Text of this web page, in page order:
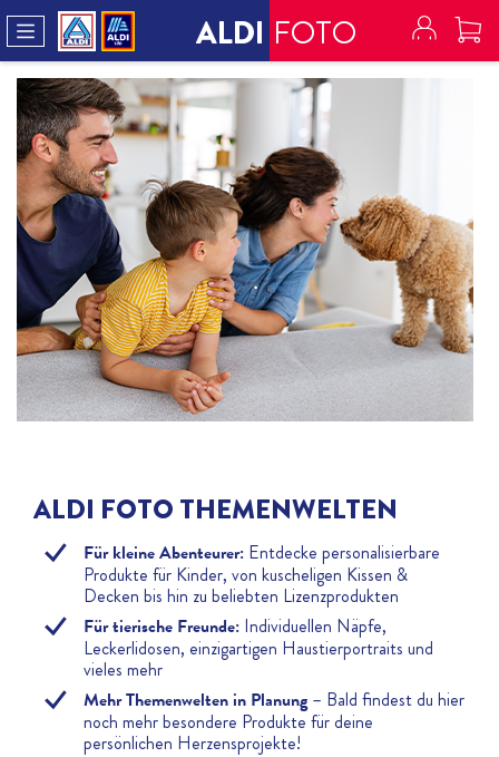
ALDI FOTO
ALDI FOTO THEMENWELTEN
Für kleine Abenteurer: Entdecke personalisierbare
Produkte für Kinder, von kuscheligen Kissen &
Decken bis hin zu beliebten Lizenzprodukten
Für tierische Freunde: Individuellen Näpfe,
Leckerlidosen, einzigartigen Haustierportraits und
vieles mehr
Mehr Themenwelten in Planung – Bald findest du hier
noch mehr besondere Produkte für deine
persönlichen Herzensprojekte!